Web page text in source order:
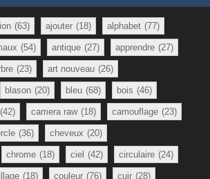
(63) ajouter (18) alphabet (77)
(54) antique (27) apprendre (27)
(23) art nouveau (26)
blason (20) bleu (68) bois (46)
(42) camera raw (18) camouflage (23)
(36) cheveux (20)
chrome (18) ciel (42) circulaire (24)
(18) couleur (76) cuir (28)